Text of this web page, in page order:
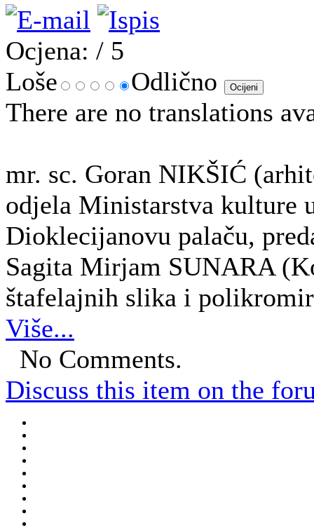
Ocjena: / 5
Loše
Odlično
There are no translations
mr. sc. Goran NIKŠIĆ
odjela Ministarstva kulture
Dioklecijanovu palaču,
Sagita Mirjam SUNARA
štafelajnih slika i
Više...
No Comments.
Discuss this item on the